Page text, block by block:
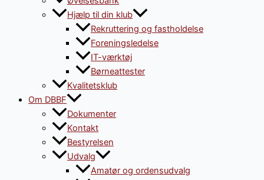
Hjælp til din klub
Rekruttering og fastholdelse
Foreningsledelse
IT-værktøj
Børneattester
Kvalitetsklub
Om DBBF
Dokumenter
Kontakt
Bestyrelsen
Udvalg
Amatør og ordensudvalg